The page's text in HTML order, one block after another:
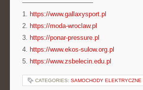
———————————
1. https://www.gallaxysport.pl
2. https://moda-wroclaw.pl
3. https://ponar-pressure.pl
4. https://www.ekos-sulow.org.pl
5. https://www.zsbelecin.edu.pl
CATEGORIES: SAMOCHODY ELEKTRYCZNE